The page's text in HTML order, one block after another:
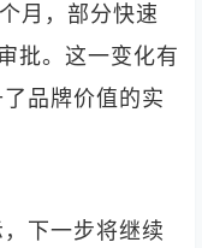
月，部分快速
批。这一变化有
品牌价值的实
下一步将继续